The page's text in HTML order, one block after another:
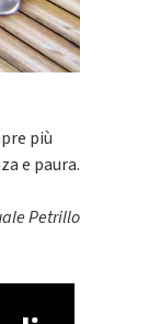
più
e paura.
Petrillo